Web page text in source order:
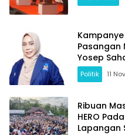
Pasangan
Yosep
Masyarakat
Politik 11
Ribuan
HERO
Lapangan